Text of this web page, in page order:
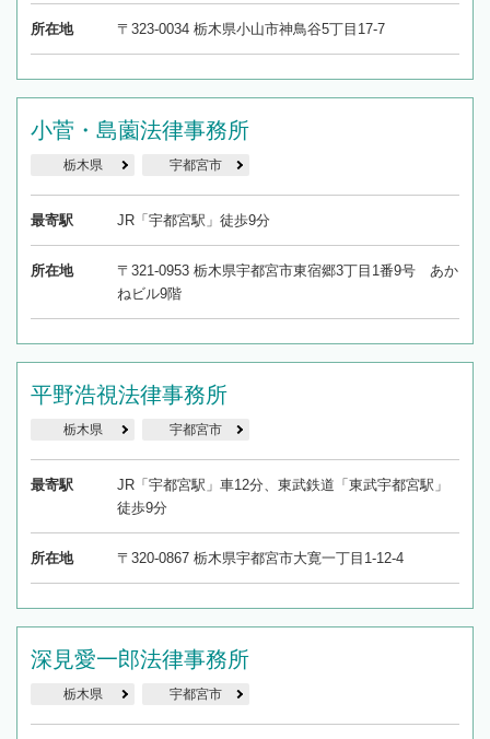
所在地 〒323-0034 栃木県小山市神鳥谷5丁目17-7
小菅・島薗法律事務所
栃木県 宇都宮市
最寄駅 JR「宇都宮駅」徒歩9分
所在地
〒321-0953 栃木県宇都宮市東宿郷3丁目1番9号 あか
ねビル9階
平野浩視法律事務所
栃木県 宇都宮市
最寄駅
JR「宇都宮駅」車12分、東武鉄道「東武宇都宮駅」
徒歩9分
所在地 〒320-0867 栃木県宇都宮市大寛一丁目1-12-4
深見愛一郎法律事務所
栃木県 宇都宮市